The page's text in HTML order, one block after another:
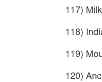
117)
118)
119)
120)